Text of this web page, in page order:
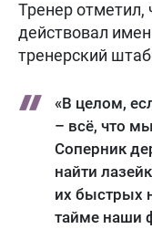
Тренер отметил,
действовал
тренерский
«В целом,
– всё, что
Соперник
найти
их быстрых
тайме наши